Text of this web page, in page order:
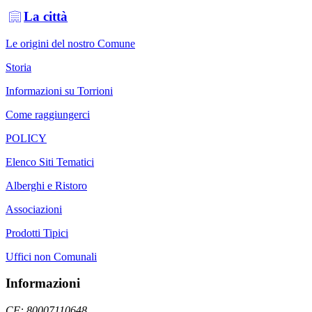
La città
Le origini del nostro Comune
Storia
Informazioni su Torrioni
Come raggiungerci
POLICY
Elenco Siti Tematici
Alberghi e Ristoro
Associazioni
Prodotti Tipici
Uffici non Comunali
Informazioni